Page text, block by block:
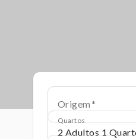
Origem
Quartos